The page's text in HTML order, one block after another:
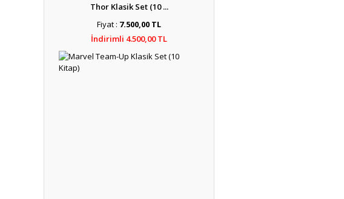
Thor Klasik Set (10 ...
Fiyat : 7.500,00 TL
İndirimli 4.500,00 TL